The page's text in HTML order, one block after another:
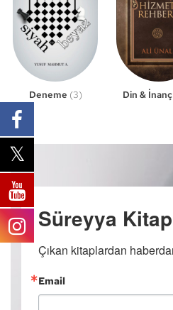
Deneme (3) Din & İnanç
Süreyya
Çıkan kitaplardan
Email